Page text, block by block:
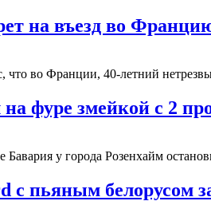
на въезд во
что во Франции, 40-летний
фуре змейкой с 2
у города Розенхайм
пьяным белорусом